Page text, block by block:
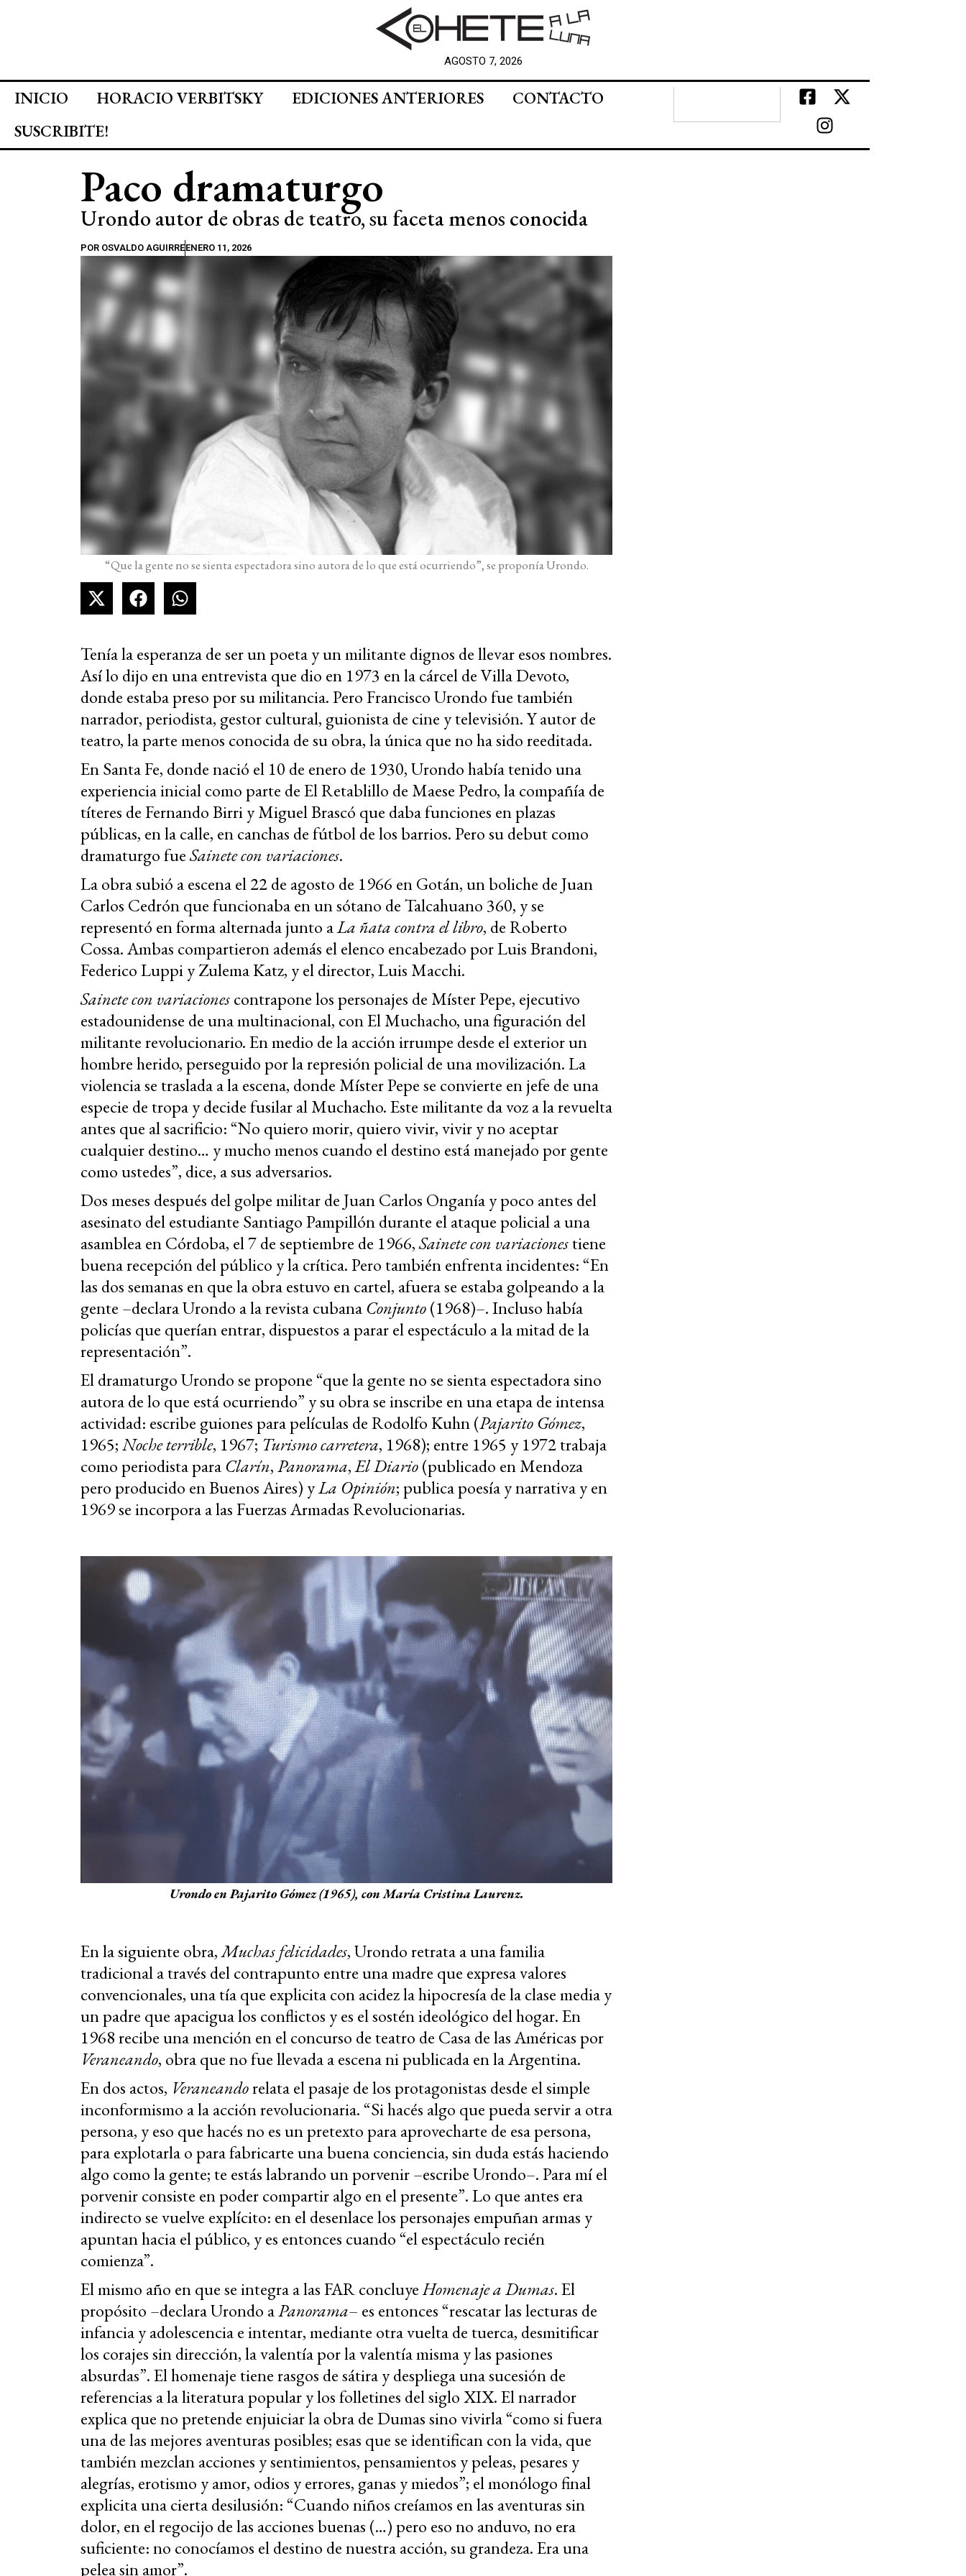
AGOSTO 7, 2026
INICIO HORACIO VERBITSKY EDICIONES ANTERIORES
CONTACTO
SUSCRIBITE!
Paco dramaturgo
Urondo autor de obras de teatro, su faceta menos conocida
POR OSVALDO AGUIRREENERO 11, 2026
“Que la gente no se sienta espectadora sino autora de lo que está ocurriendo”, se proponía Urondo.
Tenía la esperanza de ser un poeta y un militante dignos de llevar esos nombres.
Así lo dijo en una entrevista que dio en 1973 en la cárcel de Villa Devoto,
donde estaba preso por su militancia. Pero Francisco Urondo fue también
narrador, periodista, gestor cultural, guionista de cine y televisión. Y autor de
teatro, la parte menos conocida de su obra, la única que no ha sido reeditada.
En Santa Fe, donde nació el 10 de enero de 1930, Urondo había tenido una
experiencia inicial como parte de El Retablillo de Maese Pedro, la compañía de
títeres de Fernando Birri y Miguel Brascó que daba funciones en plazas
públicas, en la calle, en canchas de fútbol de los barrios. Pero su debut como
dramaturgo fueSainete con variaciones.
La obra subió a escena el 22 de agosto de 1966 en Gotán, un boliche de Juan
Carlos Cedrón que funcionaba en un sótano de Talcahuano 360, y se
representó en forma alternada junto aLa ñata contra el libro, de Roberto
Cossa. Ambas compartieron además el elenco encabezado por Luis Brandoni,
Federico Luppi y Zulema Katz, y el director, Luis Macchi.
Sainete con variacionescontrapone los personajes de Míster Pepe, ejecutivo
estadounidense de una multinacional, con El Muchacho, una figuración del
militante revolucionario. En medio de la acción irrumpe desde el exterior un
hombre herido, perseguido por la represión policial de una movilización. La
violencia se traslada a la escena, donde Míster Pepe se convierte en jefe de una
especie de tropa y decide fusilar al Muchacho. Este militante da voz a la revuelta
antes que al sacrificio: “No quiero morir, quiero vivir, vivir y no aceptar
cualquier destino… y mucho menos cuando el destino está manejado por gente
como ustedes”, dice, a sus adversarios.
Dos meses después del golpe militar de Juan Carlos Onganía y poco antes del
asesinato del estudiante Santiago Pampillón durante el ataque policial a una
asamblea en Córdoba, el 7 de septiembre de 1966,Sainete con variacionestiene
buena recepción del público y la crítica. Pero también enfrenta incidentes: “En
las dos semanas en que la obra estuvo en cartel, afuera se estaba golpeando a la
gente –declara Urondo a la revista cubana Conjunto(1968)–. Incluso había
policías que querían entrar, dispuestos a parar el espectáculo a la mitad de la
representación”.
El dramaturgo Urondo se propone “que la gente no se sienta espectadora sino
autora de lo que está ocurriendo” y su obra se inscribe en una etapa de intensa
actividad: escribe guiones para películas de Rodolfo Kuhn (Pajarito Gómez,
1965;Noche terrible, 1967; Turismo carretera, 1968); entre 1965 y 1972 trabaja
como periodista para Clarín,Panorama,El Diario(publicado en Mendoza
pero producido en Buenos Aires) yLa Opinión; publica poesía y narrativa y en
1969 se incorpora a las Fuerzas Armadas Revolucionarias.
Urondo en Pajarito Gómez (1965), con María Cristina Laurenz.
En la siguiente obra,Muchas felicidades, Urondo retrata a una familia
tradicional a través del contrapunto entre una madre que expresa valores
convencionales, una tía que explicita con acidez la hipocresía de la clase media y
un padre que apacigua los conflictos y es el sostén ideológico del hogar. En
1968 recibe una mención en el concurso de teatro de Casa de las Américas por
Veraneando, obra que no fue llevada a escena ni publicada en la Argentina.
En dos actos, Veraneandorelata el pasaje de los protagonistas desde el simple
inconformismo a la acción revolucionaria. “Si hacés algo que pueda servir a otra
persona, y eso que hacés no es un pretexto para aprovecharte de esa persona,
para explotarla o para fabricarte una buena conciencia, sin duda estás haciendo
algo como la gente; te estás labrando un porvenir –escribe Urondo–. Para mí el
porvenir consiste en poder compartir algo en el presente”. Lo que antes era
indirecto se vuelve explícito: en el desenlace los personajes empuñan armas y
apuntan hacia el público, y es entonces cuando “el espectáculo recién
comienza”.
El mismo año en que se integra a las FAR concluyeHomenaje a Dumas. El
propósito –declara Urondo aPanorama– es entonces “rescatar las lecturas de
infancia y adolescencia e intentar, mediante otra vuelta de tuerca, desmitificar
los corajes sin dirección, la valentía por la valentía misma y las pasiones
absurdas”. El homenaje tiene rasgos de sátira y despliega una sucesión de
referencias a la literatura popular y los folletines del siglo XIX. El narrador
explica que no pretende enjuiciar la obra de Dumas sino vivirla “como si fuera
una de las mejores aventuras posibles; esas que se identifican con la vida, que
también mezclan acciones y sentimientos, pensamientos y peleas, pesares y
alegrías, erotismo y amor, odios y errores, ganas y miedos”; el monólogo final
explicita una cierta desilusión: “Cuando niños creíamos en las aventuras sin
dolor, en el regocijo de las acciones buenas (…) pero eso no anduvo, no era
suficiente: no conocíamos el destino de nuestra acción, su grandeza. Era una
pelea sin amor”.